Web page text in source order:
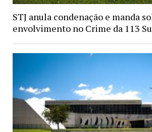
STJ anula condenação e manda
envolvimento no Crime da 113